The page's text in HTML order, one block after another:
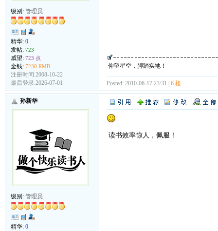
级别: 管理员
精华: 0
发帖: 723
威望: 723 点
金钱: 7230 RMB
注册时间:2008-10-22
最后登录:2026-07-01
仰望星空，脚踏实地！
Posted: 2010-06-17 23:31 | 6 楼
孙新华
级别: 管理员
精华: 0
读书效率惊人，佩服！